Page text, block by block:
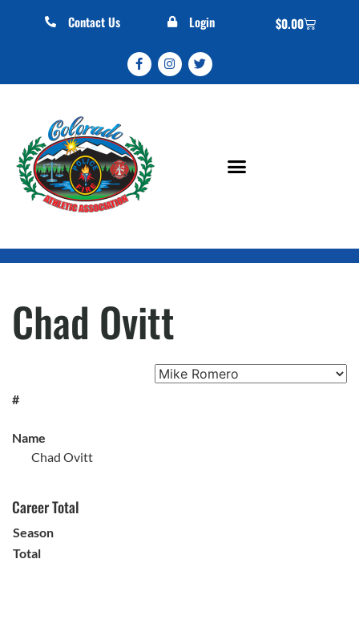
Contact Us Login $0.00
Chad Ovitt
#
Name
Chad Ovitt
Career Total
Season
Total